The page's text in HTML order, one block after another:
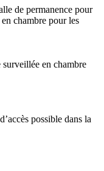
de permanence pour
chambre pour les
surveillée en chambre
possible dans la